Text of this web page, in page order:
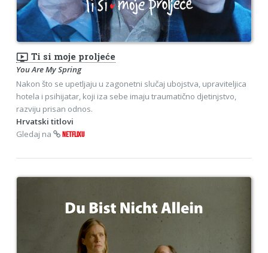
ondemand_video Ti si moje proljeće
You Are My Spring
Nakon što se upetljaju u zagonetni slučaj ubojstva, upraviteljica
hotela i psihijatar, koji iza sebe imaju traumatično djetinjstvo,
razviju prisan odnos.
Hrvatski titlovi
Gledaj na
NETFLIXU